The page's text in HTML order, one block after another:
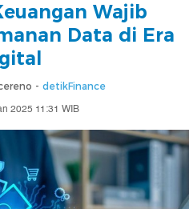
Wajib
Data di Era
- detikFinance
2025 11:31 WIB